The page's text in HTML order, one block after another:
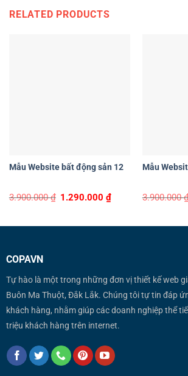
RELATED PRODUCTS
Mẫu Website bất động sản 12
3.900.000₫ Original
1.290.000₫Current
Mẫu
3.900.000
COPAVN
Tự hào là một trong những đơn vị thiết kế web
Buôn Ma Thuột, Đắk Lắk. Chúng tôi tự tin đáp
khách hàng, nhằm giúp các doanh nghiệp thể
triệu khách hàng trên internet.